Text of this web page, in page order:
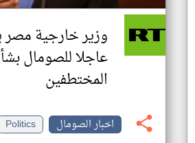
وزير خارجية مصر
عاجلا للصومال
المختطفين
اخبار الصومال
Politics